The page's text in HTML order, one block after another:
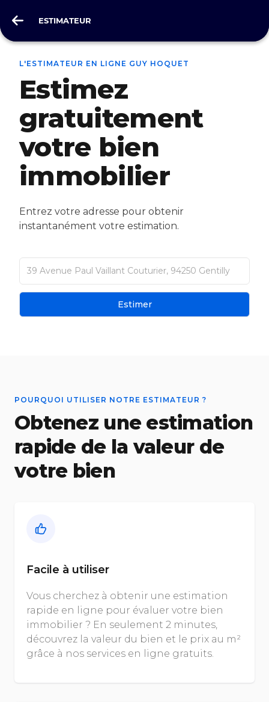
ESTIMATEUR
ESTIMATEUR
L'ESTIMATEUR EN LIGNE GUY HOQUET
Estimez
gratuitement
votre bien
immobilier
Entrez votre adresse pour obtenir
instantanément votre estimation.
Estimer
POURQUOI UTILISER NOTRE ESTIMATEUR ?
Obtenez une estimation
rapide de la valeur de
votre bien
Facile à utiliser
Vous cherchez à obtenir une estimation
rapide en ligne pour évaluer votre bien
immobilier ? En seulement 2 minutes,
découvrez la valeur du bien et le prix au m²
grâce à nos services en ligne gratuits.